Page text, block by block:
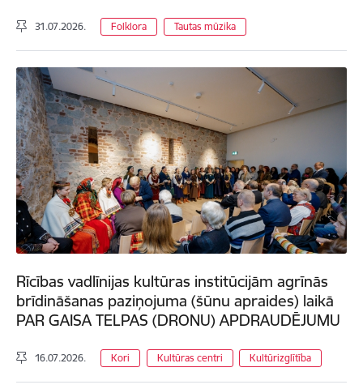
31.07.2026. Folklora Tautas mūzika
Rīcības vadlīnijas kultūras institūcijām agrīnās
brīdināšanas paziņojuma (šūnu apraides) laikā
PAR GAISA TELPAS (DRONU) APDRAUDĒJUMU
16.07.2026. Kori Kultūras centri Kultūrizglītība